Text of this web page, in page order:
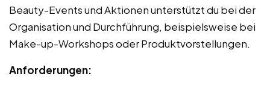
Beauty-Events und Aktionen unterstützt du bei der
Organisation und Durchführung, beispielsweise bei
Make-up-Workshops oder Produktvorstellungen.
Anforderungen: